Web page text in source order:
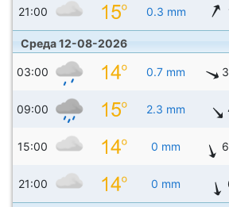
21:00 0.3 mm
Среда 12-08-2026
03:00 0.7 mm
09:00 2.3 mm
15:00 0 mm
21:00 0 mm